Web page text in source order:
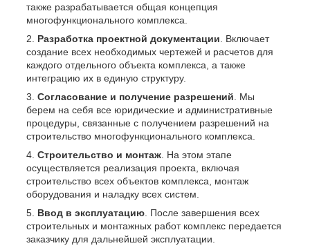
также разрабатывается общая концепция
многофункционального комплекса.
Разработка проектной документации . Включает
создание всех необходимых чертежей и расчетов для
каждого отдельного объекта комплекса, а также
интеграцию их в единую структуру.
Согласование и получение разрешений . Мы
берем на себя все юридические и административные
процедуры, связанные с получением разрешений на
строительство многофункционального комплекса.
Строительство и монтаж . На этом этапе
осуществляется реализация проекта, включая
строительство всех объектов комплекса, монтаж
оборудования и наладку всех систем.
Ввод в эксплуатацию . После завершения всех
строительных и монтажных работ комплекс передается
заказчику для дальнейшей эксплуатации.